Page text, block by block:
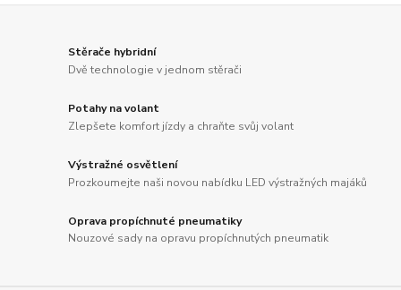
Stěrače hybridní
Dvě technologie v jednom stěrači
Potahy na volant
Zlepšete komfort jízdy a chraňte svůj volant
Výstražné osvětlení
Prozkoumejte naši novou nabídku LED výstražných majáků
Oprava propíchnuté pneumatiky
Nouzové sady na opravu propíchnutých pneumatik